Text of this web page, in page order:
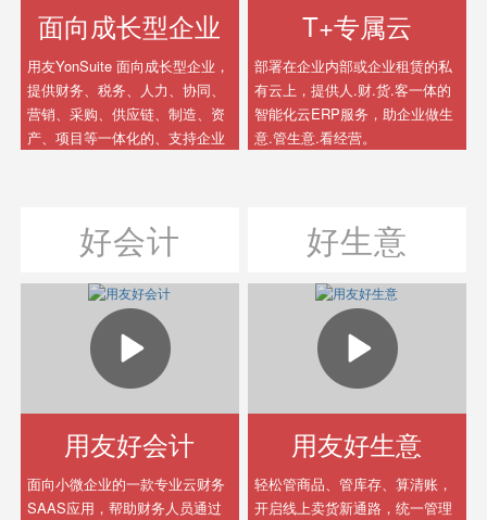
面向成长型企业
用友YonSuite 面向成长型企业，
提供财务、税务、人力、协同、
营销、采购、供应链、制造、资
产、项目等一体化的、支持企业
驱动、实时运营，轻松管理的数
字化智能企业。
T+专属云
部署在企业内部或企业租赁的私
有云上，提供人.财.货.客一体的
智能化云ERP服务，助企业做生
意.管生意.看经营。
好会计
用友好会计
面向小微企业的一款专业云财务
SAAS应用，帮助财务人员通过
好生意
用友好生意
轻松管商品、管库存、算清账，
开启线上卖货新通路，统一管理